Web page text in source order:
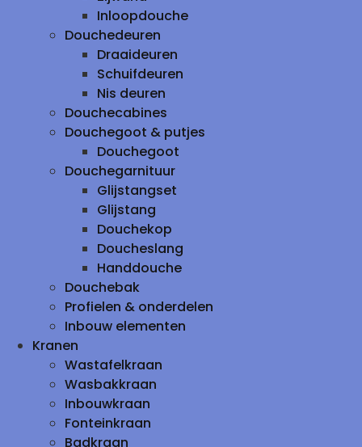
Inloopdouche
Douchedeuren
Draaideuren
Schuifdeuren
Nis deuren
Douchecabines
Douchegoot & putjes
Douchegoot
Douchegarnituur
Glijstangset
Glijstang
Douchekop
Doucheslang
Handdouche
Douchebak
Profielen & onderdelen
Inbouw elementen
Kranen
Wastafelkraan
Wasbakkraan
Inbouwkraan
Fonteinkraan
Badkraan